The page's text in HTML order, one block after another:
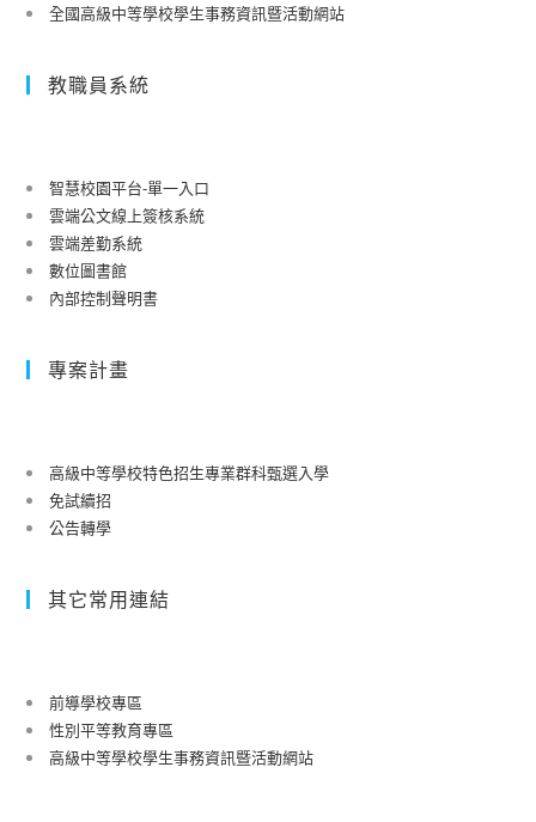
全國高級中等學校學生事務資訊暨活動網站
教職員系統
智慧校園平台-單一入口
雲端公文線上簽核系統
雲端差勤系統
數位圖書館
內部控制聲明書
專案計畫
高級中等學校特色招生專業群科甄選入學
免試續招
公告轉學
其它常用連結
前導學校專區
性別平等教育專區
高級中等學校學生事務資訊暨活動網站